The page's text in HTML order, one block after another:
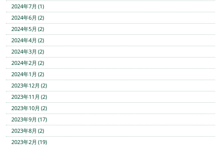
2024年7月 (1)
2024年6月 (2)
2024年5月 (2)
2024年4月 (2)
2024年3月 (2)
2024年2月 (2)
2024年1月 (2)
2023年12月 (2)
2023年11月 (2)
2023年10月 (2)
2023年9月 (17)
2023年8月 (2)
2023年2月 (19)